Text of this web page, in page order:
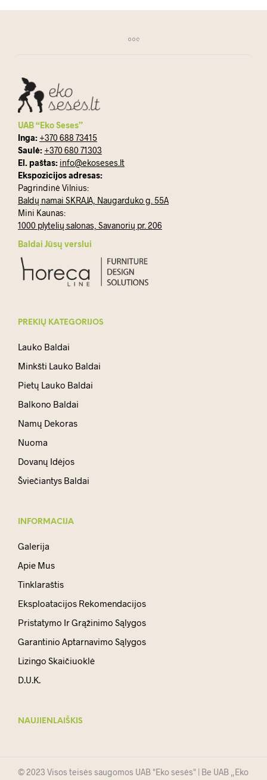
UAB “Eko Seses”
Inga: +370 688 73415
Saulė: +370 680 71303
El. paštas: info@ekoseses.lt
Ekspozicijos adresas:
Pagrindinė Vilnius:
Baldų namai SKRAJA, Naugarduko g. 55A
Mini Kaunas:
1000 plytelių salonas, Savanorių pr. 206
Baldai Jūsų verslui
PREKIŲ KATEGORIJOS
Lauko Baldai
Minkšti Lauko Baldai
Pietų Lauko Baldai
Balkono Baldai
Namų Dekoras
Nuoma
Dovanų Idėjos
Šviečiantys Baldai
INFORMACIJA
Galerija
Apie Mus
Tinklaraštis
Eksploatacijos Rekomendacijos
Pristatymo Ir Grąžinimo Sąlygos
Garantinio Aptarnavimo Sąlygos
Lizingo Skaičiuoklė
D.U.K.
NAUJIENLAIŠKIS
© 2023 Visos teisės saugomos UAB "Eko sesės" | Be UAB „Eko